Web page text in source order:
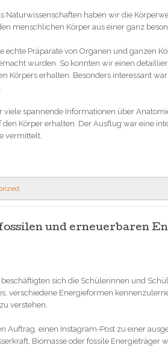
Naturwissenschaften haben wir die
menschlichen Körper aus einer ganz
echte Präparate von Organen und ganzen
wurden. So konnten wir einen
Körpers erhalten. Besonders interessant
viele spannende Informationen über
den Körper erhalten. Der Ausflug war eine
vermittelt.
.
und erneuerbaren
sich die Schülerinnen und
verschiedene Energieformen
verstehen.
Auftrag, einen Instagram-Post zu einer
Biomasse oder fossile Energieträger